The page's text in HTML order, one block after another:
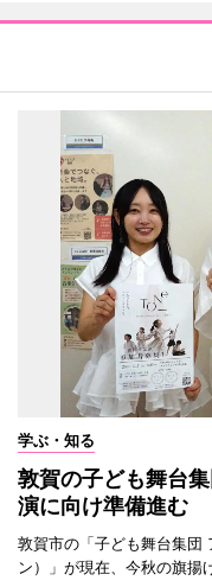
学ぶ・知る
敦賀の子ども舞台
演に向け準備進む
敦賀市の「子ども舞台集団
ン）」が現在、今秋の旗揚